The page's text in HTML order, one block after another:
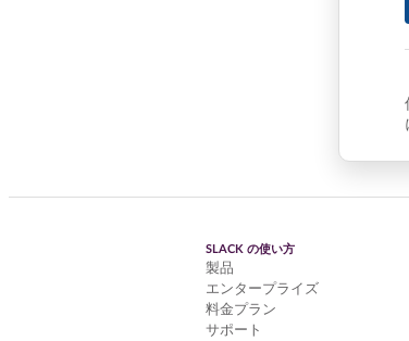
SLACK の使い方
製品
エンタープライズ
料金プラン
サポート